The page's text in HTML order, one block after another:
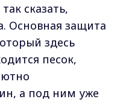
сказать,
Основная защита
здесь
песок,
а под ним уже